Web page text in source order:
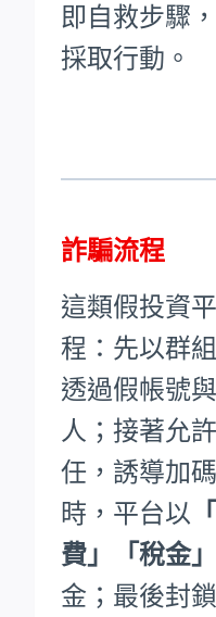
即自救步驟
採取行動。
詐騙流程
這類假投資
程：先以群
透過假帳號
人；接著允
任，誘導加
時，平台以
費」「稅金」
金；最後封